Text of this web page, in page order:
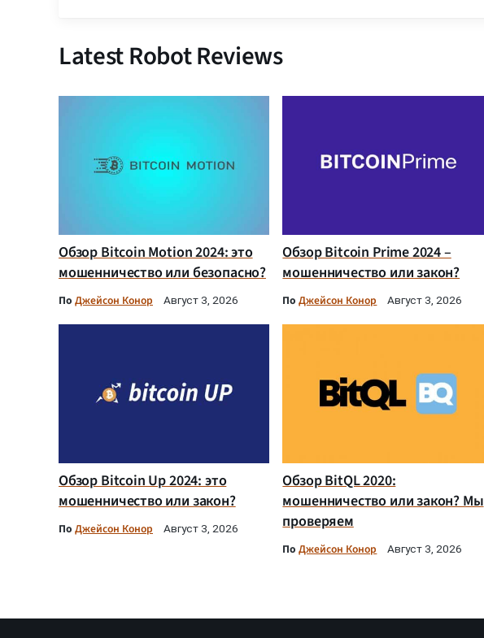
Latest Robot Reviews
Обзор Bitcoin Motion 2024: это
мошенничество или безопасно?
По Джейсон Конор Август 3, 2026
Обзор Bitcoin Prime 2024 –
мошенничество или закон?
ПоДжейсон Конор Август 3, 2026
Обзор Bitcoin Up 2024: это
мошенничество или закон?
По Джейсон Конор Август 3, 2026
Обзор BitQL 2020:
мошенничество или закон? Мы
проверяем
ПоДжейсон Конор Август 3, 2026